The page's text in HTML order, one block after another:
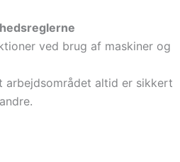
ved brug af maskiner og
arbejdsområdet altid er sikkert